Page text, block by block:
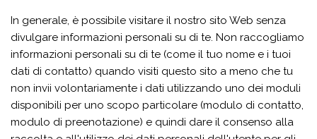
In generale, è possibile visitare il nostro sito Web senza
divulgare informazioni personali su di te. Non raccogliamo
informazioni personali su di te (come il tuo nome e i tuoi
dati di contatto) quando visiti questo sito a meno che tu
non invii volontariamente i dati utilizzando uno dei moduli
disponibili per uno scopo particolare (modulo di contatto,
modulo di preenotazione) e quindi dare il consenso alla